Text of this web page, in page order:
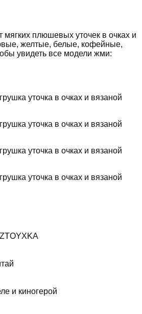
мягких плюшевых уточек в очках и
желтые, белые, кофейные,
увидеть все модели жми:
и киногерой